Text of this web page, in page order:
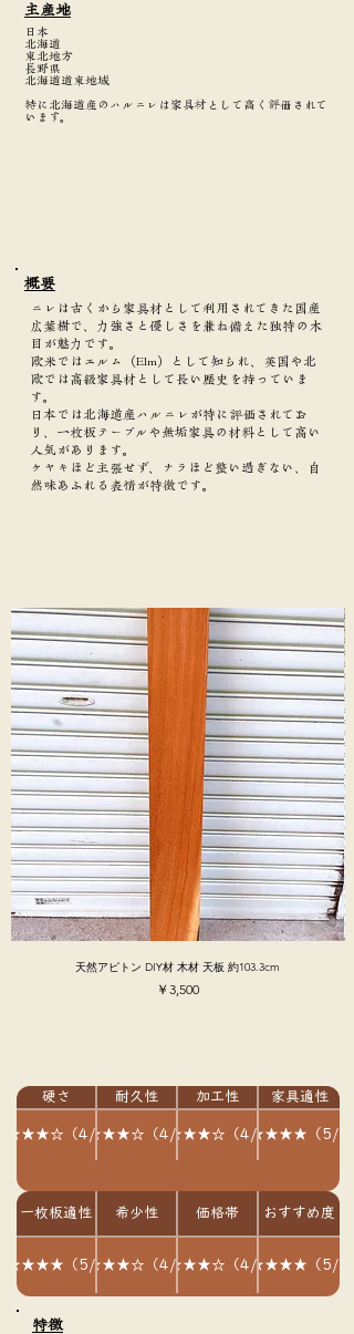
主産地
日本
北海道
東北地方
長野県
北海道道東地域
特に北海道産のハルニレは家具材として高く評価されて
います。
​概要
ニレは古くから家具材として利用されてきた国産
広葉樹で、力強さと優しさを兼ね備えた独特の木
目が魅力です。
欧米ではエルム（Elm）として知られ、英国や北
欧では高級家具材として長い歴史を持っていま
す。
日本では北海道産ハルニレが特に評価されてお
り、一枚板テーブルや無垢家具の材料として高い
人気があります。
ケヤキほど主張せず、ナラほど整い過ぎない、自
然味あふれる表情が特徴です。
天然アピトン DIY材 木材 天板 約103.3cm
価格
￥3,500
硬さ 耐久性 加工性 家具適性
（4/5）
★★★★☆（4/5）★★★★☆（4/5）★★★★★（5/5
一枚板適性 希少性 価格帯 おすすめ度
（5/5）
★★★★☆（4/5）★★★★☆（4/5）★★★★★（5/5
​特徴